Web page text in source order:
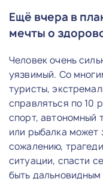
Ещё вчера в
мечты о
Человек очень
уязвимый. Со
туристы,
справляться по 10
спорт, автономный
или рыбалка может
сожалению,
ситуации, спасти
быть